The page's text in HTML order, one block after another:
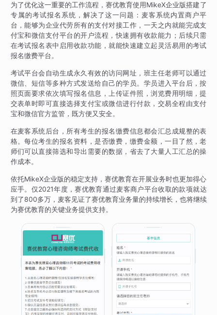
为了优化这一重要的工作流程，赛优教育使用MikeX企业版搭建了
专属的考试报名系统，解决了这一问题：麦客系统内置商户平
台，能够为企业代劳所有的支付对接工作，一天之内就能完成支
付宝和微信支付平台的开户流程，快速拥有收款能力；后续只需
在考试报名表中启用收款功能，就能快速建立起灵活易用的考试
报名缴费平台。
考试平台会自动生成永久有效的访问网址，班主任老师可以通过
微信、短信等多种方式发送给自己的学员。学员进入平台后，按
照页面要求依次填写报名信息，上传证件照，浏览费用明细，提
交表单时即可直接选择支付宝或微信进行付款，交易全程由支付
宝和微信官方监管，既方便又安全。
在麦客系统后台，所有考生的报名缴费信息都会汇总成规整的表
格。每位考生的报名资料，是否缴费，缴费金额，一目了然，老
师们可以直接筛选和导出需要的数据，省去了大量人工汇总的操
作成本。
依托MikeX企业版的稳定支持，赛优教育在开展业务时也更加得心
应手。仅2021年度，赛优教育通过麦客商户平台收取的款项就达
到了800多万，麦客见证了赛优教育业务量的持续增长，也将继续
为赛优教育的关键业务提供支持。